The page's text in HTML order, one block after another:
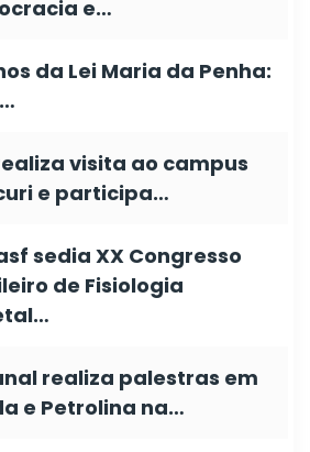
e…
da Lei Maria da Penha:
visita ao campus
e participa…
sedia XX Congresso
de Fisiologia
realiza palestras em
e Petrolina na…